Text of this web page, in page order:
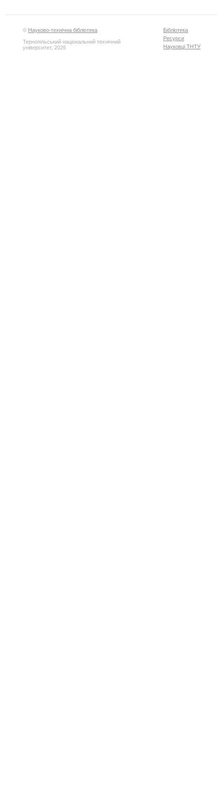
© Науково-технічна бібліотека
Тернопільський національний технічний
університет, 2026
Бібліотека
Ресурси
Науковці ТНТУ